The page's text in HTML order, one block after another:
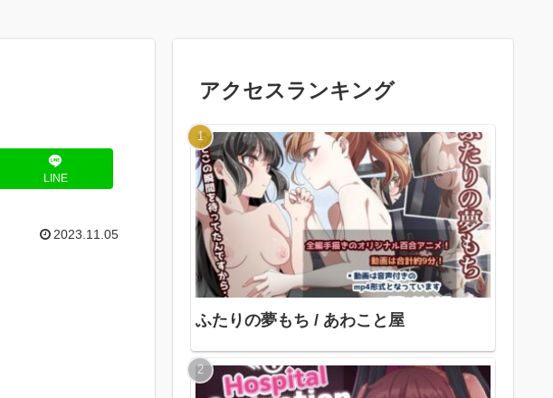
LINE
2023.11.05
アクセスランキング
ふたりの夢もち / あわこと屋